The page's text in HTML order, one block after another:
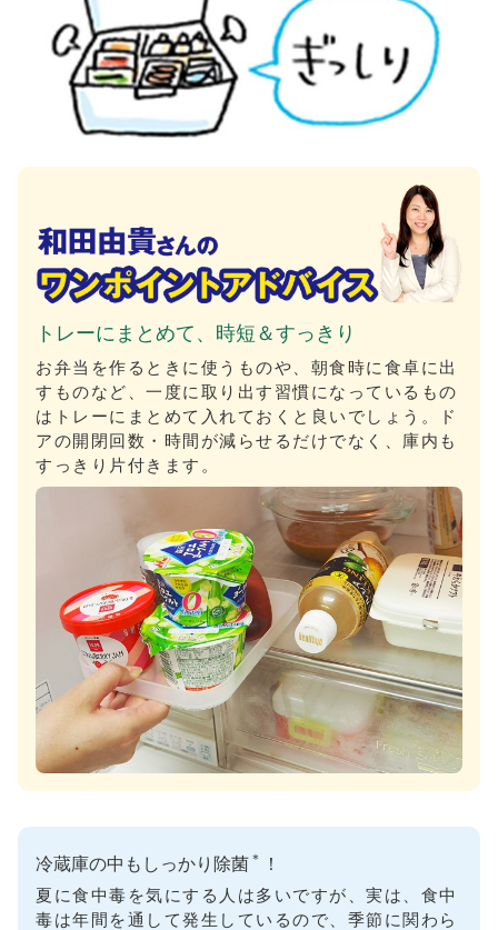
トレーにまとめて、時短＆すっきり
お弁当を作るときに使うものや、朝食時に食卓に出
すものなど、一度に取り出す習慣になっているもの
はトレーにまとめて入れておくと良いでしょう。ド
アの開閉回数・時間が減らせるだけでなく、庫内も
すっきり片付きます。
冷蔵庫の中もしっかり除菌 ＊
！
夏に食中毒を気にする人は多いですが、実は、食中
毒は年間を通して発生しているので、季節に関わら